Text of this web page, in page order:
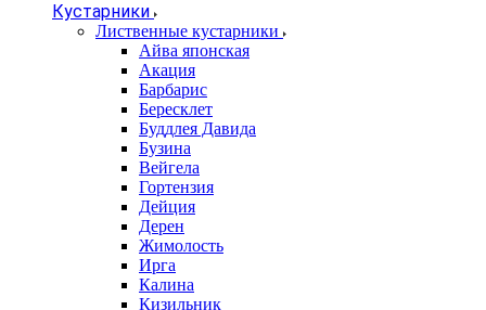
Кустарники
Лиственные кустарники
Айва японская
Акация
Барбарис
Бересклет
Буддлея Давида
Бузина
Вейгела
Гортензия
Дейция
Дерен
Жимолость
Ирга
Калина
Кизильник